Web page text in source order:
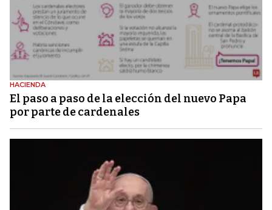
HACIENDA
El paso a paso de la elección del nuevo Papa
por parte de cardenales